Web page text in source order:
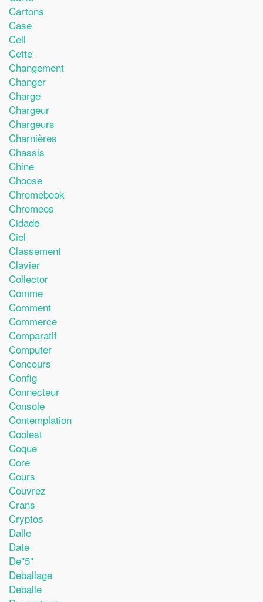
Cartons
Case
Cell
Cette
Changement
Changer
Charge
Chargeur
Chargeurs
Charnières
Chassis
Chine
Choose
Chromebook
Chromeos
Cidade
Ciel
Classement
Clavier
Collector
Comme
Comment
Commerce
Comparatif
Computer
Concours
Config
Connecteur
Console
Contemplation
Coolest
Coque
Core
Cours
Couvrez
Crans
Cryptos
Dalle
Date
De''5''
Deballage
Deballe